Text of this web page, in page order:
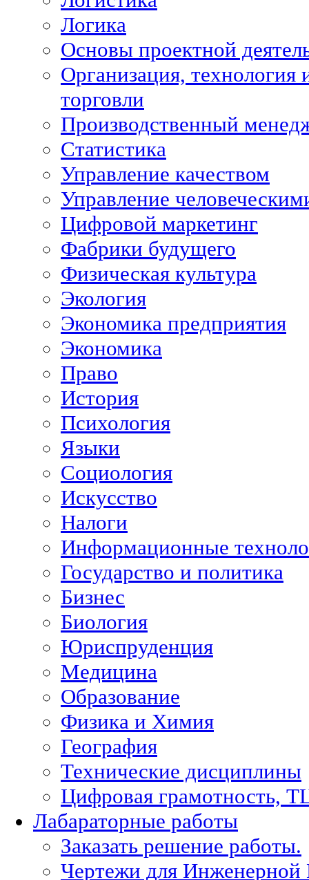
Логика
Основы проектной
Организация, технология
торговли
Производственный
Статистика
Управление качеством
Управление
Цифровой маркетинг
Фабрики будущего
Физическая культура
Экология
Экономика предприятия
Экономика
Право
История
Психология
Языки
Социология
Искусство
Налоги
Информационные
Государство и политика
Бизнес
Биология
Юриспруденция
Медицина
Образование
Физика и Химия
География
Технические дисциплины
Цифровая грамотность,
Лабараторные работы
Заказать решение работы.
Чертежи для